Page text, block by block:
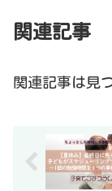
関連記事
関連記事は見